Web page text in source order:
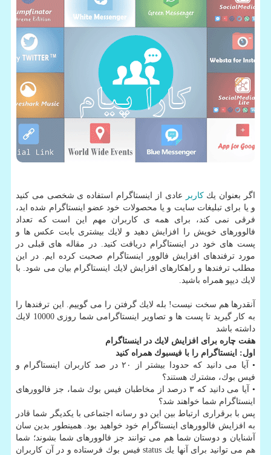
اگر بعنوان یككاربر
عادی از اینستاگرام استفاده ی شخصی می كنید
و یا برای تبلیغات سایت و یا محصولات خود عضو اینستاگرام شده اید،
فرقی نمی كند، برای همه ی كاربران مهم این است كه تعداد
فالوورهای خویش را افزایش دهید و لایك بیشتری بابت عكس ها و
پست های خود در اینستاگرام دریافت كنید. در مقاله های قبلی در
مورد ترفندهای افزایش فالوور اینستاگرام صحبت كرده ایم. در این
مطلب ترفندها و راهكارهای افزایش لایك اینستاگرام بیان می شود. با
لایك دیپو همراه باشید.
آنقدرها هم سخت نیست! بله لایك گرفتن را می گوییم. این ترفندها را
به كار گیرید تا پست ها و تصاویر اینستاگرامی شما روزی 10000 لایك
داشته باشد
هفت چاره برای افزایش لایك در اینستاگرام
اول: اینستاگرام را با فیسبوك همراه كنید
• آیا می دانید كه حدودا بیشتر از ۲۰ در صد كاربران اینستاگرام و
فیس بوك، مشترك هستند؟
• آیا می دانید كه ۳ درصد از مخاطبان فیس بوك شما، جز فالوورهای
اینستاگرام شما خواهند شد؟
پس با برقراری ارتباط بین این دو رسانه اجتماعی با یكدیگر شما قادر
به افزایش فالوورهای اینستاگرام خود خواهید بود. همینطور بدین سان
آشنایان و دوستان شما هم می توانند جز فالوورهای شما بشوند؛ شما
هم می توانید برای آنها یك status فیس بوك فرستاده و در آن كاربران